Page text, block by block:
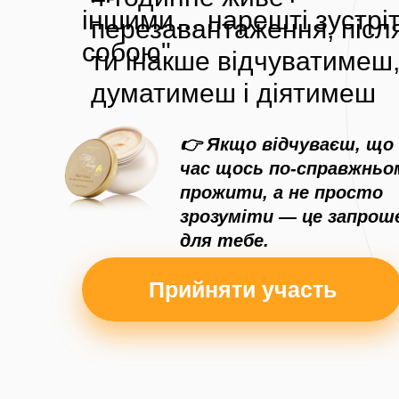
перезавантаження,
ти інакше відчуватимеш,
думатимеш і діятимеш
іншими… нарешті
собою"
👉 Якщо відчуваєш, що
час щось по-
прожити, а не просто
зрозуміти — це
для тебе.
Прийняти участь